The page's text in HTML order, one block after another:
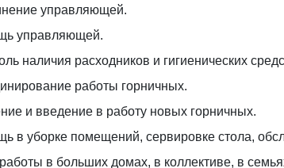
управляющей.
управляющей.
наличия расходников и гигиенических
работы горничных.
и введение в работу новых горничных.
в уборке помещений, сервировке стола,
в больших домах, в коллективе, в